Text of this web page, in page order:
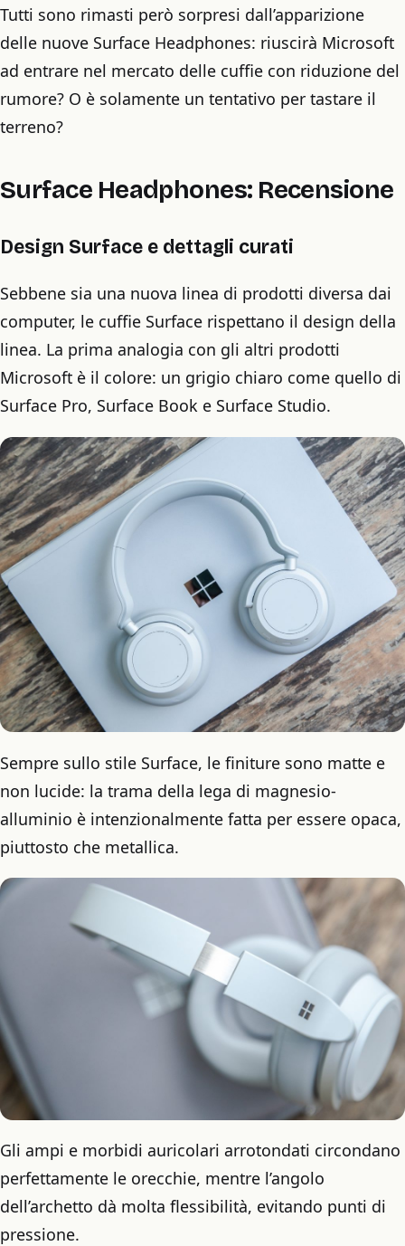
Tutti sono rimasti però sorpresi dall’apparizione
delle nuove Surface Headphones: riuscirà Microsoft
ad entrare nel mercato delle cuffie con riduzione del
rumore? O è solamente un tentativo per tastare il
terreno?
Surface Headphones: Recensione
Design Surface e dettagli curati
Sebbene sia una nuova linea di prodotti diversa dai
computer, le cuffie Surface rispettano il design della
linea. La prima analogia con gli altri prodotti
Microsoft è il colore: un grigio chiaro come quello di
Surface Pro, Surface Book e Surface Studio.
Sempre sullo stile Surface, le finiture sono matte e
non lucide: la trama della lega di magnesio-
alluminio è intenzionalmente fatta per essere opaca,
piuttosto che metallica.
Gli ampi e morbidi auricolari arrotondati circondano
perfettamente le orecchie, mentre l’angolo
dell’archetto dà molta flessibilità, evitando punti di
pressione.